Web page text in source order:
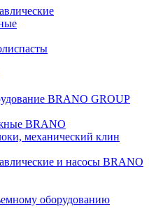
BRANO GROUP
BRANO
механический клин
и насосы BRANO
оборудованию